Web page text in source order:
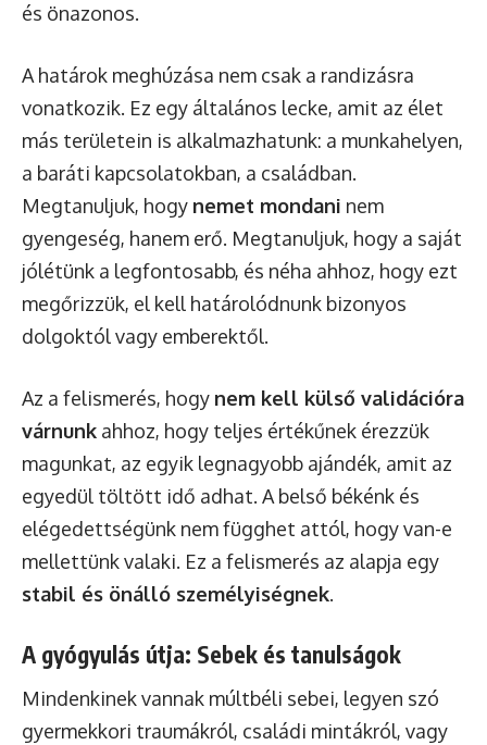
és önazonos.
A határok meghúzása nem csak a randizásra
vonatkozik. Ez egy általános lecke, amit az élet
más területein is alkalmazhatunk: a munkahelyen,
a baráti kapcsolatokban, a családban.
Megtanuljuk, hogy nemet mondani nem
gyengeség, hanem erő. Megtanuljuk, hogy a saját
jólétünk a legfontosabb, és néha ahhoz, hogy ezt
megőrizzük, el kell határolódnunk bizonyos
dolgoktól vagy emberektől.
Az a felismerés, hogy nem kell külső validációra
várnunk ahhoz, hogy teljes értékűnek érezzük
magunkat, az egyik legnagyobb ajándék, amit az
egyedül töltött idő adhat. A belső békénk és
elégedettségünk nem függhet attól, hogy van-e
mellettünk valaki. Ez a felismerés az alapja egy
stabil és önálló személyiségnek.
A gyógyulás útja: Sebek és tanulságok
Mindenkinek vannak múltbéli sebei, legyen szó
gyermekkori traumákról, családi mintákról, vagy